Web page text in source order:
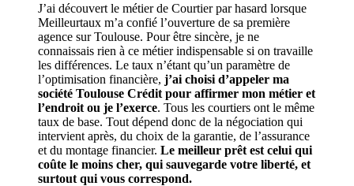
J’ai découvert le métier de Courtier par hasard lorsque
Meilleurtaux m’a confié l’ouverture de sa première
agence sur Toulouse. Pour être sincère, je ne
connaissais rien à ce métier indispensable si on travaille
les différences. Le taux n’étant qu’un paramètre de
l’optimisation financière, j’ai choisi d’appeler ma
société Toulouse Crédit pour affirmer mon métier et
l’endroit ou je l’exerce. Tous les courtiers ont le même
taux de base. Tout dépend donc de la négociation qui
intervient après, du choix de la garantie, de l’assurance
et du montage financier. Le meilleur prêt est celui qui
coûte le moins cher, qui sauvegarde votre liberté, et
surtout qui vous correspond.